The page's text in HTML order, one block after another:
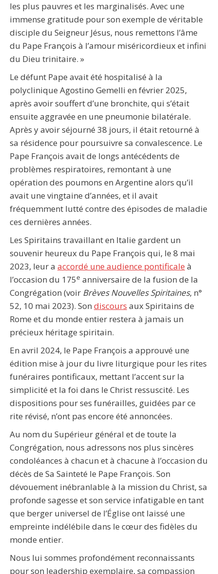
les plus pauvres et les marginalisés. Avec une
immense gratitude pour son exemple de véritable
disciple du Seigneur Jésus, nous remettons l’âme
du Pape François à l’amour miséricordieux et infini
du Dieu trinitaire. »
Le défunt Pape avait été hospitalisé à la
polyclinique Agostino Gemelli en février 2025,
après avoir souffert d’une bronchite, qui s’était
ensuite aggravée en une pneumonie bilatérale.
Après y avoir séjourné 38 jours, il était retourné à
sa résidence pour poursuivre sa convalescence. Le
Pape François avait de longs antécédents de
problèmes respiratoires, remontant à une
opération des poumons en Argentine alors qu’il
avait une vingtaine d’années, et il avait
fréquemment lutté contre des épisodes de maladie
ces dernières années.
Les Spiritains travaillant en Italie gardent un
souvenir heureux du Pape François qui, le 8 mai
2023, leur a accordé une audience pontificale à
l’occasion du 175e anniversaire de la fusion de la
Congrégation (voir Brèves Nouvelles Spiritaines, n°
52, 10 mai 2023). Son discours aux Spiritains de
Rome et du monde entier restera à jamais un
précieux héritage spiritain.
En avril 2024, le Pape François a approuvé une
édition mise à jour du livre liturgique pour les rites
funéraires pontificaux, mettant l’accent sur la
simplicité et la foi dans le Christ ressuscité. Les
dispositions pour ses funérailles, guidées par ce
rite révisé, n’ont pas encore été annoncées.
Au nom du Supérieur général et de toute la
Congrégation, nous adressons nos plus sincères
condoléances à chacun et à chacune à l’occasion du
décès de Sa Sainteté le Pape François. Son
dévouement inébranlable à la mission du Christ, sa
profonde sagesse et son service infatigable en tant
que berger universel de l’Église ont laissé une
empreinte indélébile dans le cœur des fidèles du
monde entier.
Nous lui sommes profondément reconnaissants
pour son leadership exemplaire, sa compassion